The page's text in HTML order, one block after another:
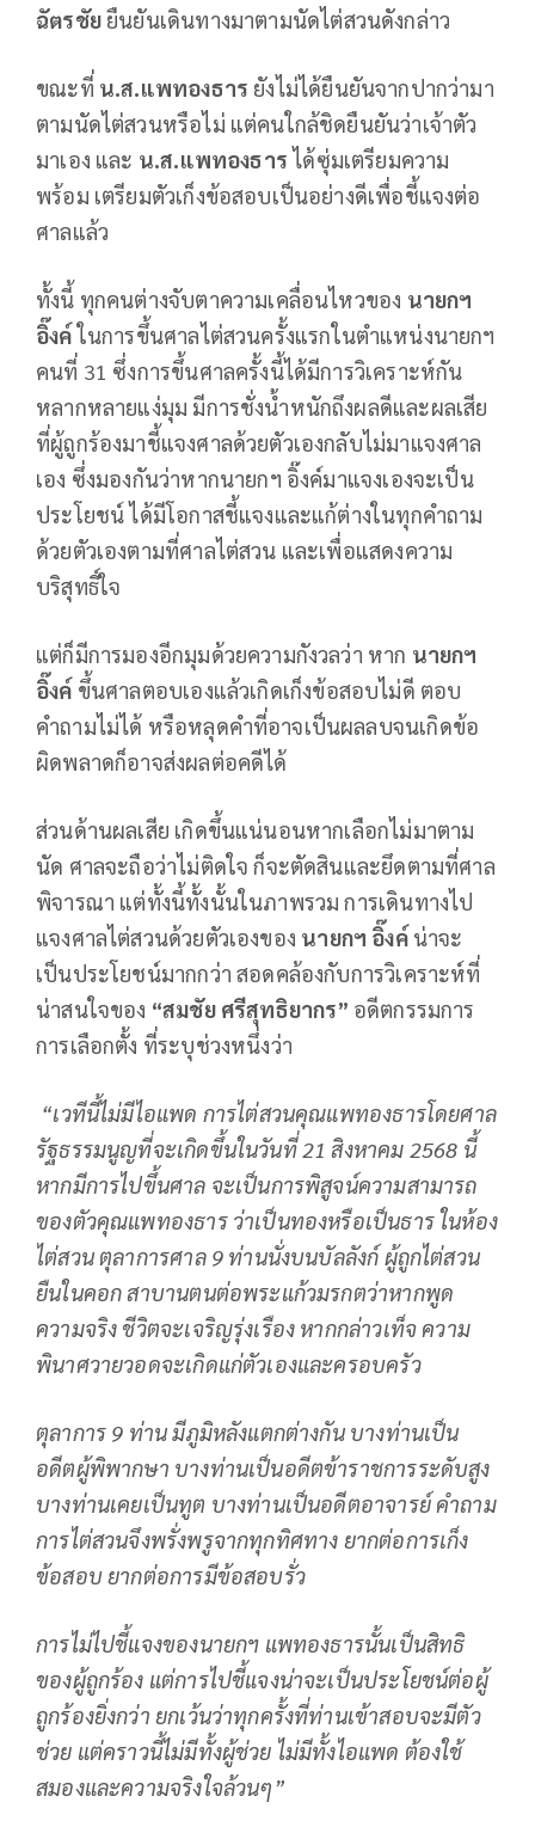
ฉัตรชัยยืนยันเดินทางมาตามนัดไต่สวนดังกล่าว
ขณะที่ น.ส.แพทองธาร ยังไม่ได้ยืนยันจากปากว่ามา
ตามนัดไต่สวนหรือไม่ แต่คนใกล้ชิดยืนยันว่าเจ้าตัว
มาเอง และ น.ส.แพทองธารได้ซุ่มเตรียมความ
พร้อม เตรียมตัวเก็งข้อสอบเป็นอย่างดีเพื่อชี้แจงต่อ
ศาลแล้ว
ทั้งนี้ ทุกคนต่างจับตาความเคลื่อนไหวของ นายกฯ
อิ๊งค์ในการขึ้นศาลไต่สวนครั้งแรกในตำแหน่งนายกฯ
คนที่ 31 ซึ่งการขึ้นศาลครั้งนี้ได้มีการวิเคราะห์กัน
หลากหลายแง่มุม มีการชั่งน้ำหนักถึงผลดีและผลเสีย
ที่ผู้ถูกร้องมาชี้แจงศาลด้วยตัวเองกลับไม่มาแจงศาล
เอง ซึ่งมองกันว่าหากนายกฯ อิ๊งค์มาแจงเองจะเป็น
ประโยชน์ ได้มีโอกาสชี้แจงและแก้ต่างในทุกคำถาม
ด้วยตัวเองตามที่ศาลไต่สวน และเพื่อแสดงความ
บริสุทธิ์ใจ
แต่ก็มีการมองอีกมุมด้วยความกังวลว่า หาก นายกฯ
อิ๊งค์ ขึ้นศาลตอบเองแล้วเกิดเก็งข้อสอบไม่ดี ตอบ
คำถามไม่ได้ หรือหลุดคำที่อาจเป็นผลลบจนเกิดข้อ
ผิดพลาดก็อาจส่งผลต่อคดีได้
ส่วนด้านผลเสีย เกิดขึ้นแน่นอนหากเลือกไม่มาตาม
นัด ศาลจะถือว่าไม่ติดใจ ก็จะตัดสินและยึดตามที่ศาล
พิจารณา แต่ทั้งนี้ทั้งนั้นในภาพรวม การเดินทางไป
แจงศาลไต่สวนด้วยตัวเองของ นายกฯ อิ๊งค์ น่าจะ
เป็นประโยชน์มากกว่า สอดคล้องกับการวิเคราะห์ที่
น่าสนใจของ “สมชัย ศรีสุทธิยากร” อดีตกรรมการ
การเลือกตั้ง ที่ระบุช่วงหนึ่งว่า
“เวทีนี้ไม่มีไอแพด การไต่สวนคุณแพทองธารโดยศาล
รัฐธรรมนูญที่จะเกิดขึ้นในวันที่ 21 สิงหาคม 2568 นี้
หากมีการไปขึ้นศาล จะเป็นการพิสูจน์ความสามารถ
ของตัวคุณแพทองธาร ว่าเป็นทองหรือเป็นธาร ในห้อง
ไต่สวน ตุลาการศาล 9 ท่านนั่งบนบัลลังก์ ผู้ถูกไต่สวน
ยืนในคอก สาบานตนต่อพระแก้วมรกตว่าหากพูด
ความจริง ชีวิตจะเจริญรุ่งเรือง หากกล่าวเท็จ ความ
พินาศวายวอดจะเกิดแก่ตัวเองและครอบครัว
ตุลาการ 9 ท่าน มีภูมิหลังแตกต่างกัน บางท่านเป็น
อดีตผู้พิพากษา บางท่านเป็นอดีตข้าราชการระดับสูง
บางท่านเคยเป็นทูต บางท่านเป็นอดีตอาจารย์ คำถาม
การไต่สวนจึงพรั่งพรูจากทุกทิศทาง ยากต่อการเก็ง
ข้อสอบ ยากต่อการมีข้อสอบรั่ว
การไม่ไปชี้แจงของนายกฯ แพทองธารนั้นเป็นสิทธิ
ของผู้ถูกร้อง แต่การไปชี้แจงน่าจะเป็นประโยชน์ต่อผู้
ถูกร้องยิ่งกว่า ยกเว้นว่าทุกครั้งที่ท่านเข้าสอบจะมีตัว
ช่วย แต่คราวนี้ไม่มีทั้งผู้ช่วย ไม่มีทั้งไอแพด ต้องใช้
สมองและความจริงใจล้วนๆ”